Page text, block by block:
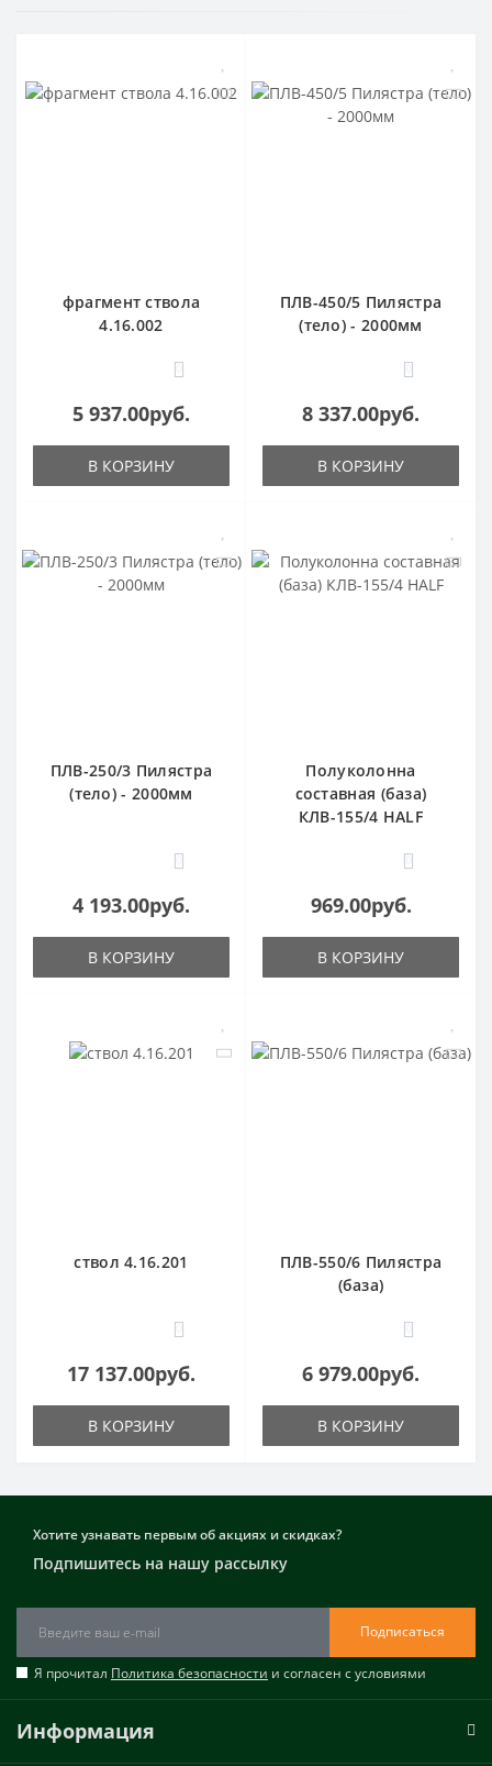
фрагмент ствола
4.16.002
0
5 937.00руб.
В КОРЗИНУ
ПЛВ-450/5 Пилястра
(тело) - 2000мм
0
8 337.00руб.
В КОРЗИНУ
ПЛВ-250/3 Пилястра
(тело) - 2000мм
0
4 193.00руб.
В КОРЗИНУ
Полуколонна
составная (база)
КЛВ-155/4 HALF
0
969.00руб.
В КОРЗИНУ
ствол 4.16.201
0
17 137.00руб.
В КОРЗИНУ
ПЛВ-550/6 Пилястра
(база)
0
6 979.00руб.
В КОРЗИНУ
Хотите узнавать первым об акциях и скидках?
Подпишитесь на нашу рассылку
Подписаться
Я прочитал Политика безопасности и согласен с условиями
Информация